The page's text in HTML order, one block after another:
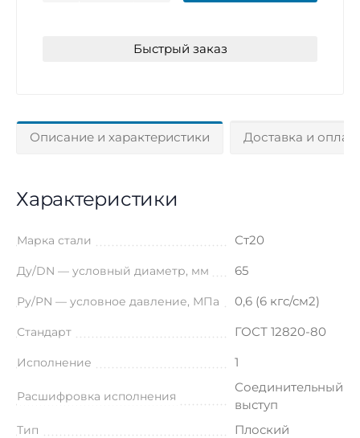
Быстрый заказ
Описание и характеристики Доставка и
Характеристики
Марка стали Ст20
Ду/DN — условный диаметр, мм 65
Ру/PN — условное давление, МПа 0,6 (6 кгс/см2)
Стандарт ГОСТ 12820-80
Исполнение 1
Расшифровка исполнения
Соединительный
выступ
Тип Плоский